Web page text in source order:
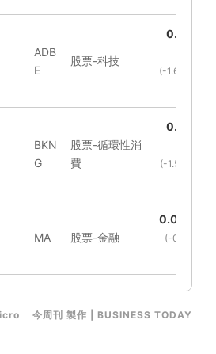
ADB
E
股票-科技
0.00
(-1.63%
BKN
G
股票-循環性消
費
0.00
(-1.57%
MA 股票-金融
0.01%
(-0.84
今周刊 製作 | BUSINESS TODAY